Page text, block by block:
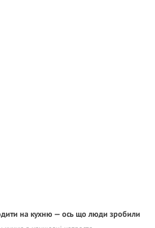
на кухню — ось що люди зробили